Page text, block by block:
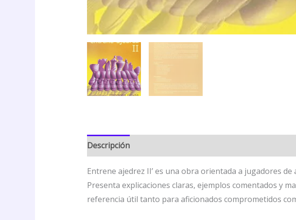
Descripción
Entrene ajedrez II’ es una obra orientada a jugadores
Presenta explicaciones claras, ejemplos comentados y
referencia útil tanto para aficionados comprometidos